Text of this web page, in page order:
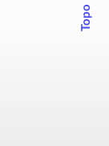
Topo